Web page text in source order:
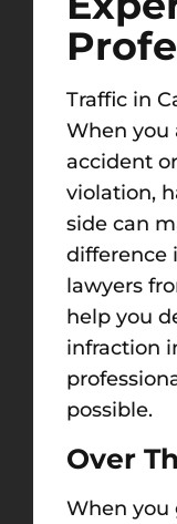
Traffic in
When you
accident
violation,
side can
difference
lawyers
help you
infraction
possible.
Over
When you